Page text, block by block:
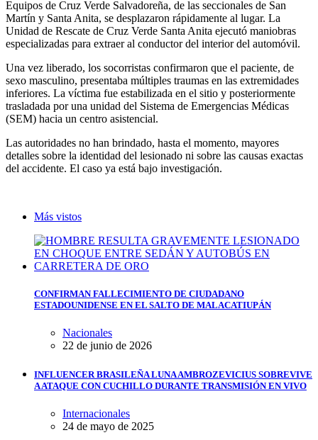
Equipos de Cruz Verde Salvadoreña, de las seccionales de San
Martín y Santa Anita, se desplazaron rápidamente al lugar. La
Unidad de Rescate de Cruz Verde Santa Anita ejecutó maniobras
especializadas para extraer al conductor del interior del automóvil.
Una vez liberado, los socorristas confirmaron que el paciente, de
sexo masculino, presentaba múltiples traumas en las extremidades
inferiores. La víctima fue estabilizada en el sitio y posteriormente
trasladada por una unidad del Sistema de Emergencias Médicas
(SEM) hacia un centro asistencial.
Las autoridades no han brindado, hasta el momento, mayores
detalles sobre la identidad del lesionado ni sobre las causas exactas
del accidente. El caso ya está bajo investigación.
Más vistos
CONFIRMAN FALLECIMIENTO DE CIUDADANO
ESTADOUNIDENSE EN EL SALTO DE MALACATIUPÁN
Nacionales
22 de junio de 2026
INFLUENCER BRASILEÑA LUNA AMBROZEVICIUS SOBREVIVE
A ATAQUE CON CUCHILLO DURANTE TRANSMISIÓN EN VIVO
Internacionales
24 de mayo de 2025